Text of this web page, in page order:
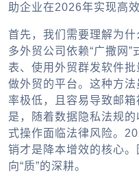
助企业在2026年实现高效
首先，我们需要理解为
多外贸公司依赖“广撒网
表、使用外贸群发软件
做外贸的平台。这种方
率极低，且容易导致邮
是，随着数据隐私法规
式操作面临法律风险。
销才是降本增效的核心。
向“质”的深耕。